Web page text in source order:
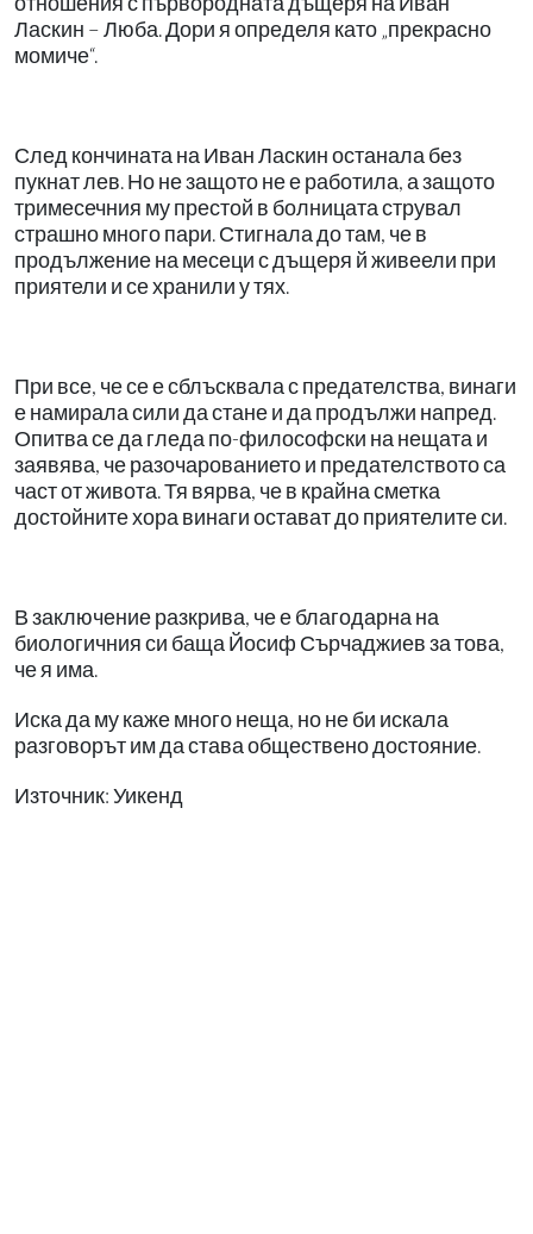
Ласкин – Люба. Дори я определя като „прекрасно
момиче“.
След кончината на Иван Ласкин останала без
пукнат лев. Но не защото не е работила, а защото
тримесечния му престой в болницата струвал
страшно много пари. Стигнала до там, че в
продължение на месеци с дъщеря й живеели при
приятели и се хранили у тях.
При все, че се е сблъсквала с предателства, винаги
е намирала сили да стане и да продължи напред.
Опитва се да гледа по-философски на нещата и
заявява, че разочарованието и предателството са
част от живота. Тя вярва, че в крайна сметка
достойните хора винаги остават до приятелите си.
В заключение разкрива, че е благодарна на
биологичния си баща Йосиф Сърчаджиев за това,
че я има.
Иска да му каже много неща, но не би искала
разговорът им да става обществено достояние.
Източник: Уикенд